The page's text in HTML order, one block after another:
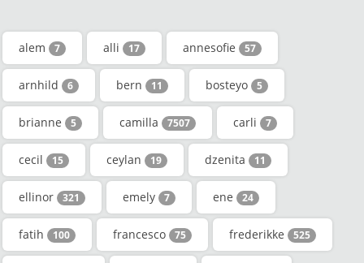
alem 7 alli 17 annesofie 57
arnhild 6 bern 11 bosteyo 5
brianne 5 camilla 7507 carli 7
cecil 15 ceylan 19 dzenita 11
ellinor 321 emely 7 ene 24
fatih 100 francesco 75 frederikke 525